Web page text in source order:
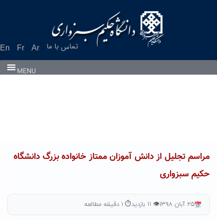
En Fr Ar تماس با ما
MENU
مراسم تجلیل از دانش آموزان ممتاز خانواده بزرگ دانشگاه
حکیم سبزواری
۲۵ آبان ۱۳۹۸ 👁 ۱۱ بازدید ⏱ ۱ دقیقه مطالعه